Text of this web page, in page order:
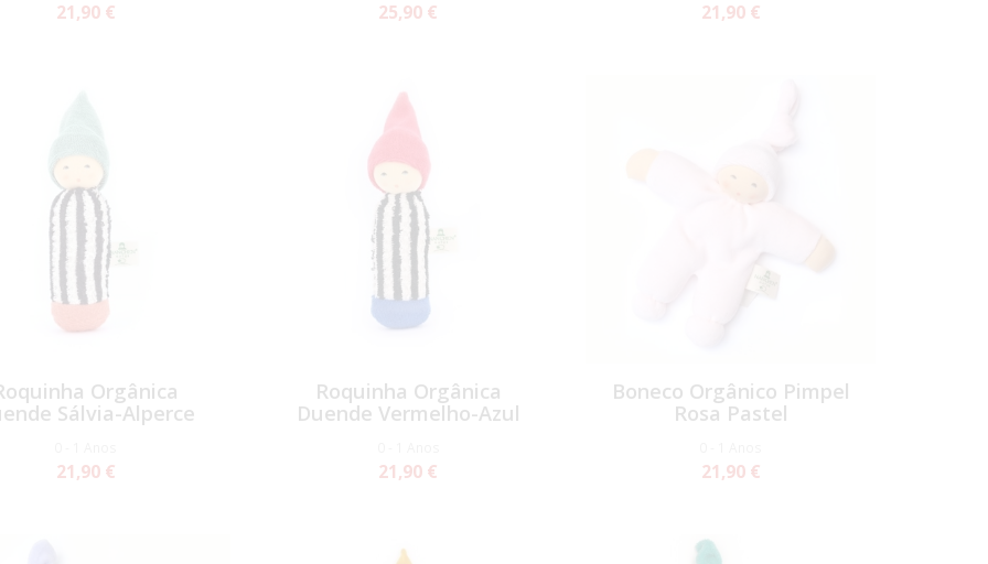
21,90 € 25,90 € 21,90 €
Orgânica
Sálvia-Alperce
21,90 €
Roquinha Orgânica
Duende Vermelho-Azul
21,90 €
Boneco Orgânico Pimpel
Rosa Pastel
21,90 €